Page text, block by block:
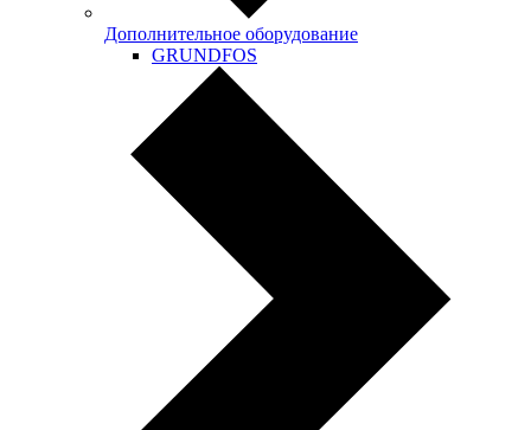
Дополнительное оборудование
GRUNDFOS